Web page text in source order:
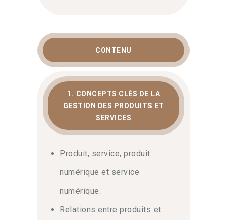
CONTENU
1. CONCEPTS CLÉS DE LA
GESTION DES PRODUITS ET
SERVICES
Produit, service, produit
numérique et service
numérique.
Relations entre produits et